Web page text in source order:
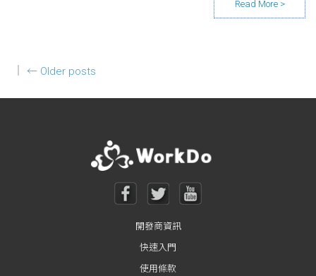
Posts navigation
← Older posts
開發商資訊
快速入門
使用條款